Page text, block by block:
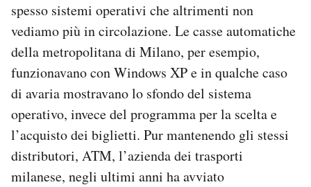
spesso sistemi operativi che altrimenti non
vediamo più in circolazione. Le casse automatiche
della metropolitana di Milano, per esempio,
funzionavano con Windows XP e in qualche caso
di avaria mostravano lo sfondo del sistema
operativo, invece del programma per la scelta e
l’acquisto dei biglietti. Pur mantenendo gli stessi
distributori, ATM, l’azienda dei trasporti
milanese, negli ultimi anni ha avviato